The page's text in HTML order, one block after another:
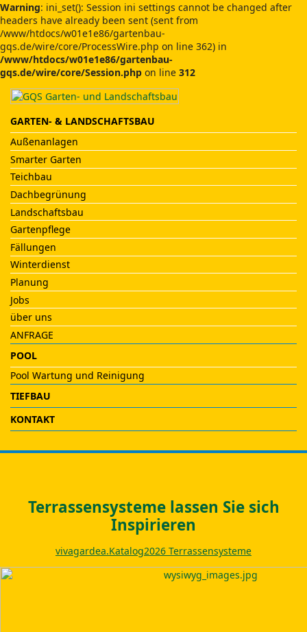
Warning: ini_set(): Session ini settings cannot be changed after
headers have already been sent (sent from
/www/htdocs/w01e1e86/gartenbau-
gqs.de/wire/core/ProcessWire.php on line 362) in
/www/htdocs/w01e1e86/gartenbau-
gqs.de/wire/core/Session.php on line 312
GARTEN- & LANDSCHAFTSBAU
Außenanlagen
Smarter Garten
Teichbau
Dachbegrünung
Landschaftsbau
Gartenpflege
Fällungen
Winterdienst
Planung
Jobs
über uns
ANFRAGE
POOL
Pool Wartung und Reinigung
TIEFBAU
KONTAKT
Terrassensysteme lassen Sie sich
Inspirieren
vivagardea.Katalog2026 Terrassensysteme